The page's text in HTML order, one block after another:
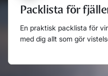
Packlista för
En praktisk packlista för
med dig allt som gör